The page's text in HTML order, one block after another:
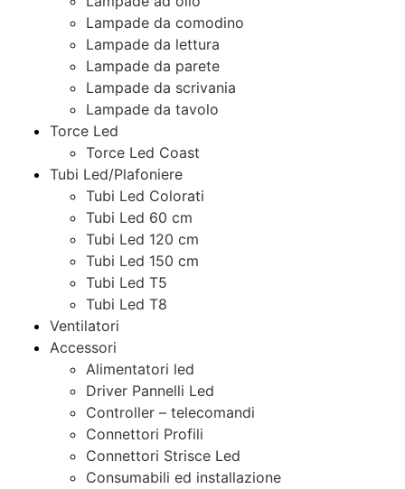
Lampade da comodino
Lampade da lettura
Lampade da parete
Lampade da scrivania
Lampade da tavolo
Torce Led
Torce Led Coast
Tubi Led/Plafoniere
Tubi Led Colorati
Tubi Led 60 cm
Tubi Led 120 cm
Tubi Led 150 cm
Tubi Led T5
Tubi Led T8
Ventilatori
Accessori
Alimentatori led
Driver Pannelli Led
Controller – telecomandi
Connettori Profili
Connettori Strisce Led
Consumabili ed installazione